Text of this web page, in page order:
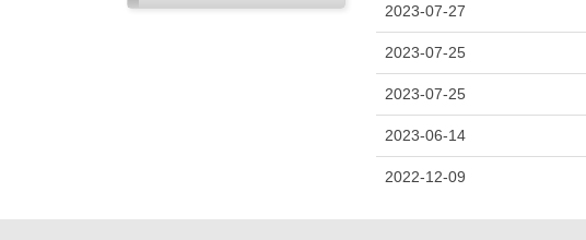
2023-07-27
2023-07-25
2023-07-25
2023-06-14
2022-12-09